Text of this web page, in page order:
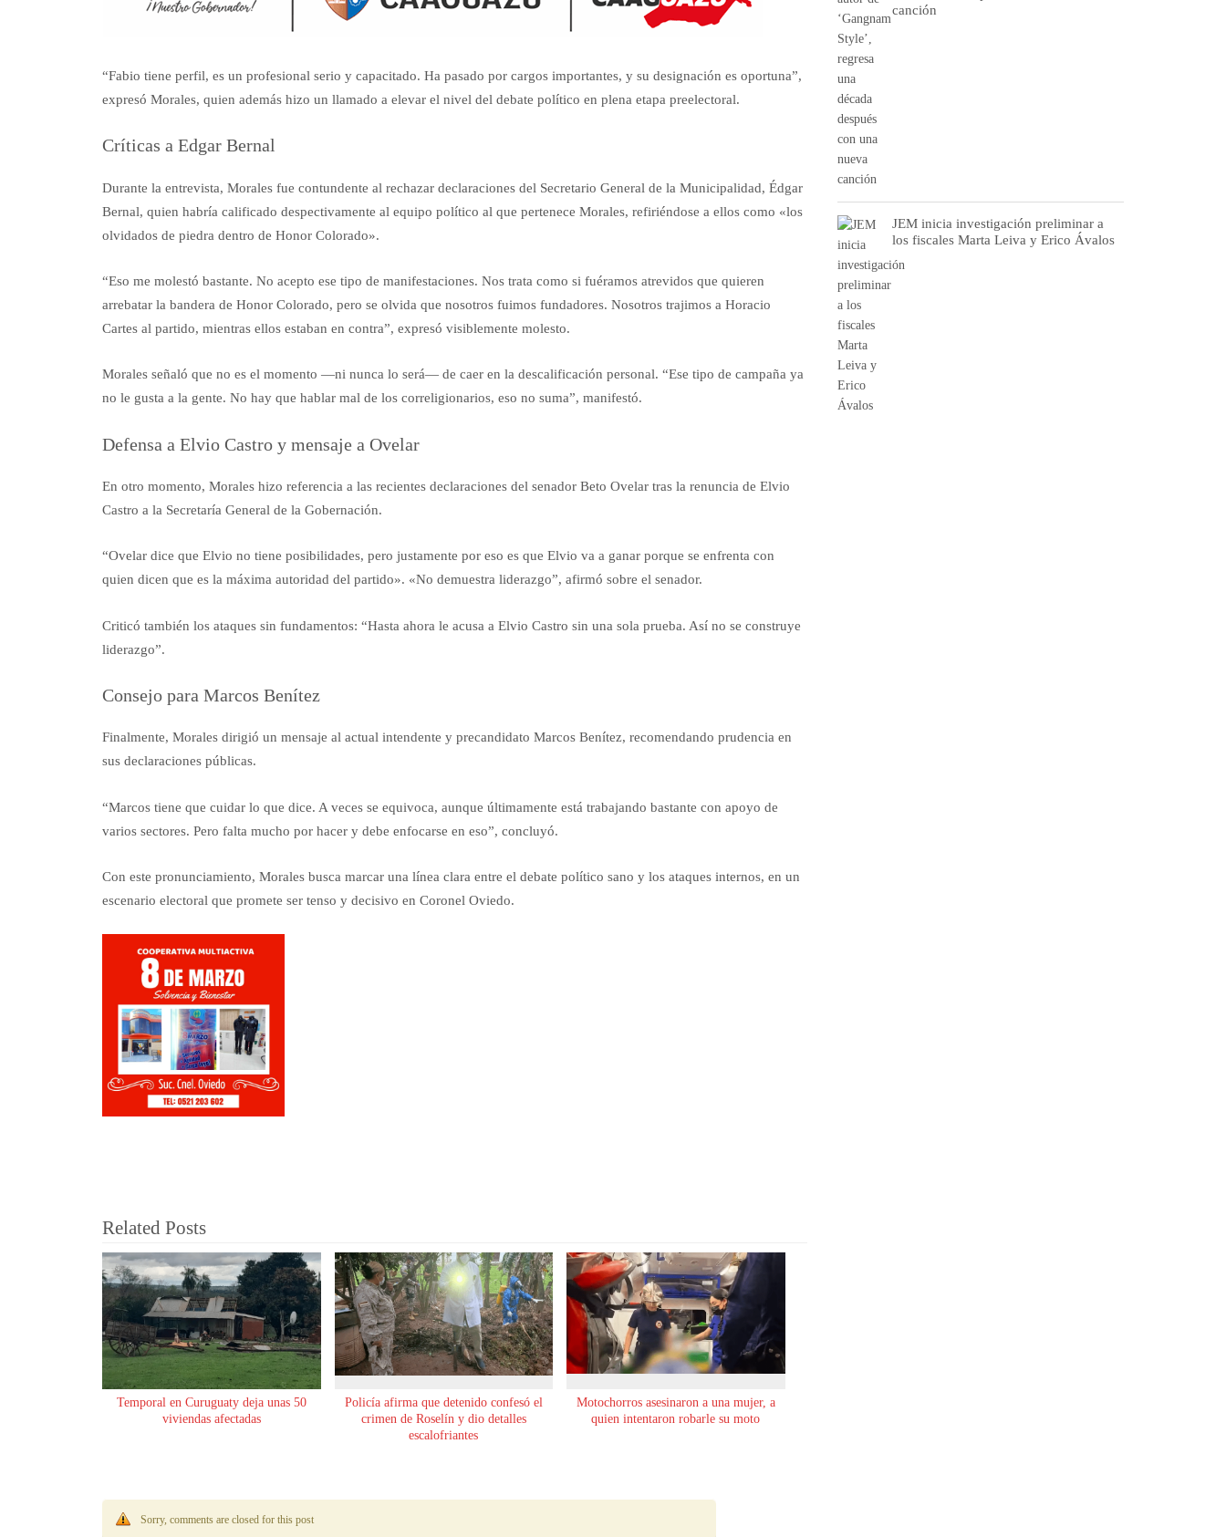
“Fabio tiene perfil, es un profesional serio y capacitado. Ha pasado por cargos importantes, y su designación es oportuna”,
expresó Morales, quien además hizo un llamado a elevar el nivel del debate político en plena etapa preelectoral.
Críticas a Edgar Bernal
Durante la entrevista, Morales fue contundente al rechazar declaraciones del Secretario General de la Municipalidad, Édgar
Bernal, quien habría calificado despectivamente al equipo político al que pertenece Morales, refiriéndose a ellos como «los
olvidados de piedra dentro de Honor Colorado».
“Eso me molestó bastante. No acepto ese tipo de manifestaciones. Nos trata como si fuéramos atrevidos que quieren
arrebatar la bandera de Honor Colorado, pero se olvida que nosotros fuimos fundadores. Nosotros trajimos a Horacio
Cartes al partido, mientras ellos estaban en contra”, expresó visiblemente molesto.
Morales señaló que no es el momento —ni nunca lo será— de caer en la descalificación personal. “Ese tipo de campaña ya
no le gusta a la gente. No hay que hablar mal de los correligionarios, eso no suma”, manifestó.
Defensa a Elvio Castro y mensaje a Ovelar
En otro momento, Morales hizo referencia a las recientes declaraciones del senador Beto Ovelar tras la renuncia de Elvio
Castro a la Secretaría General de la Gobernación.
“Ovelar dice que Elvio no tiene posibilidades, pero justamente por eso es que Elvio va a ganar porque se enfrenta con
quien dicen que es la máxima autoridad del partido». «No demuestra liderazgo”, afirmó sobre el senador.
Criticó también los ataques sin fundamentos: “Hasta ahora le acusa a Elvio Castro sin una sola prueba. Así no se construye
liderazgo”.
Consejo para Marcos Benítez
Finalmente, Morales dirigió un mensaje al actual intendente y precandidato Marcos Benítez, recomendando prudencia en
sus declaraciones públicas.
“Marcos tiene que cuidar lo que dice. A veces se equivoca, aunque últimamente está trabajando bastante con apoyo de
varios sectores. Pero falta mucho por hacer y debe enfocarse en eso”, concluyó.
Con este pronunciamiento, Morales busca marcar una línea clara entre el debate político sano y los ataques internos, en un
escenario electoral que promete ser tenso y decisivo en Coronel Oviedo.
Related Posts
Temporal en Curuguaty deja unas 50
viviendas afectadas
Policía afirma que detenido confesó el
crimen de Roselín y dio detalles
escalofriantes
Motochorros asesinaron a una mujer, a
quien intentaron robarle su moto
Sorry, comments are closed for this post
canción
JEM inicia investigación preliminar a
los fiscales Marta Leiva y Erico Ávalos